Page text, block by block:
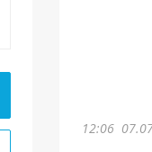
12:06